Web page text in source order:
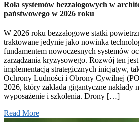
Rola systemów bezzałogowych w
państwowego w 2026 roku
W 2026 roku bezzałogowe statki
traktowane jedynie jako nowinka
fundamentem nowoczesnych systemów
zarządzania kryzysowego. Rozwój ten
implementacją strategicznych inicjatyw,
Ochrony Ludności i Obrony Cywilnej
2026, który zakłada gigantyczne nakłady
wyposażenie i szkolenia. Drony […]
Read More